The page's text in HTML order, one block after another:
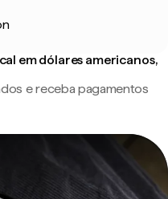
em dólares americanos,
e receba pagamentos